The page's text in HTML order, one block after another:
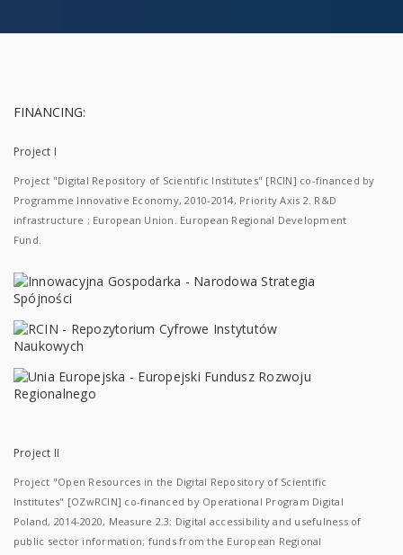
FINANCING:
Project I
Project "Digital Repository of Scientific Institutes" [RCIN] co-financed by
Programme Innovative Economy, 2010-2014, Priority Axis 2. R&D
infrastructure ; European Union. European Regional Development
Fund.
Project II
Project "Open Resources in the Digital Repository of Scientific
Institutes" [OZwRCIN] co-financed by Operational Program Digital
Poland, 2014-2020, Measure 2.3: Digital accessibility and usefulness of
public sector information; funds from the European Regional